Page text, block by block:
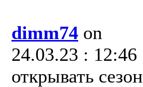
dimm74 on
24.03.23 : 12:46
открывать сезон